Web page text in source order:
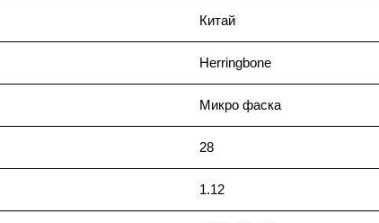
Китай
Herringbone
Микро фаска
28
1.12